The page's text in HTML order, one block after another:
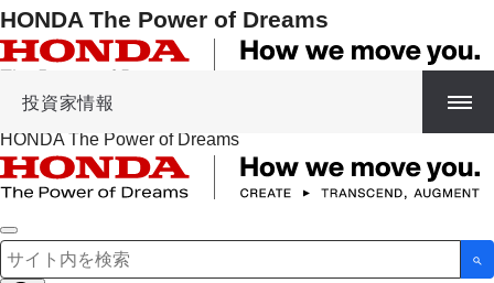
投資家情報
HONDA The Power of Dreams
HONDA The Power of Dreams
検索キーワード入力